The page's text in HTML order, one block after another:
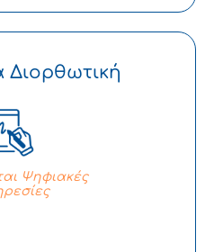
Διορθωτική
Ψηφιακές